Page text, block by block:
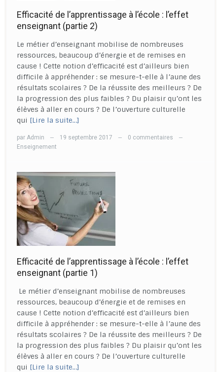
Efficacité de l’apprentissage à l’école : l’effet
enseignant (partie 2)
Le métier d’enseignant mobilise de nombreuses
ressources, beaucoup d’énergie et de remises en
cause ! Cette notion d’efficacité est d’ailleurs bien
difficile à appréhender : se mesure-t-elle à l’aune des
résultats scolaires ? De la réussite des meilleurs ? De
la progression des plus faibles ? Du plaisir qu’ont les
élèves à aller en cours ? De l’ouverture culturelle
qui [Lire la suite…]
par Admin — 19 septembre 2017 — 0 commentaires —
Enseignement
Efficacité de l’apprentissage à l’école : l’effet
enseignant (partie 1)
Le métier d’enseignant mobilise de nombreuses
ressources, beaucoup d’énergie et de remises en
cause ! Cette notion d’efficacité est d’ailleurs bien
difficile à appréhender : se mesure-t-elle à l’aune des
résultats scolaires ? De la réussite des meilleurs ? De
la progression des plus faibles ? Du plaisir qu’ont les
élèves à aller en cours ? De l’ouverture culturelle
qui [Lire la suite…]